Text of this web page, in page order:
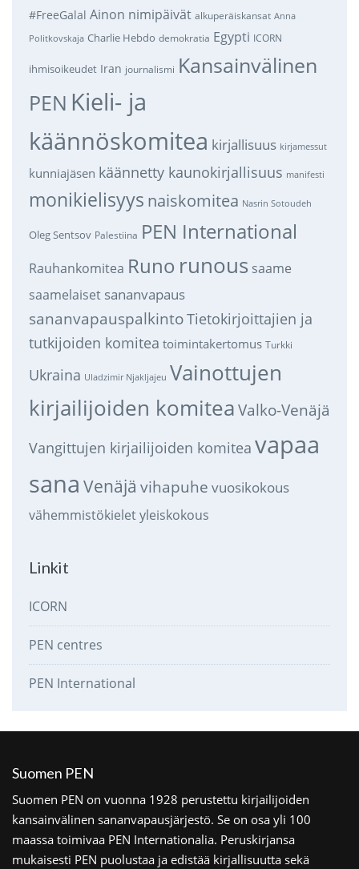
#FreeGalal Ainon nimipäivät alkuperäiskansat Anna
Politkovskaja Charlie Hebdo demokratia Egypti ICORN
ihmisoikeudet Iran journalismi Kansainvälinen
PEN Kieli- ja
käännöskomitea kirjallisuus kirjamessut
kunniajäsen käännetty kaunokirjallisuus manifesti
monikielisyys naiskomitea Nasrin Sotoudeh
Oleg Sentsov Palestiina PEN International
Rauhankomitea Runo runous saame
saamelaiset sananvapaus
sananvapauspalkintoTietokirjoittajien ja
tutkijoiden komitea toimintakertomus Turkki
Ukraina Uladzimir Njakljajeu Vainottujen
kirjailijoiden komitea Valko-Venäjä
Vangittujen kirjailijoiden komitea vapaa
sana Venäjä vihapuhe vuosikokous
vähemmistökieletyleiskokous
Linkit
ICORN
PEN centres
PEN International
Suomen PEN
Suomen PEN on vuonna 1928 perustettu kirjailijoiden
kansainvälinen sananvapausjärjestö. Se on osa yli 100
maassa toimivaa PEN Internationalia. Peruskirjansa
mukaisesti PEN puolustaa ja edistää kirjallisuutta sekä